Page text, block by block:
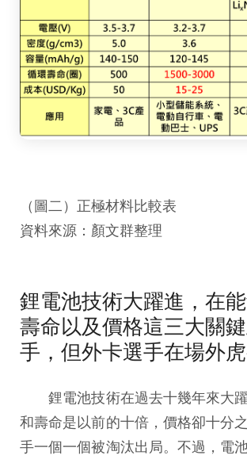
（圖二）正極材料比較表
資料來源：顏文群整理
鋰電池技術大躍進，在能
壽命以及價格這三大關
手，但外卡選手在場外
鋰電池技術在過去十幾年來大
和壽命是以前的十倍，價格卻十分
手一個一個被淘汰出局。不過，電